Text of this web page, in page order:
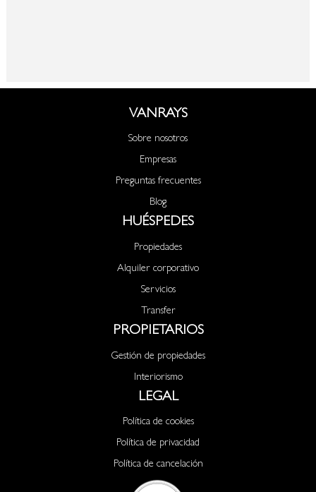
VANRAYS
Sobre nosotros
Empresas
Preguntas frecuentes
Blog
HUÉSPEDES
Propiedades
Alquiler corporativo
Servicios
Transfer
PROPIETARIOS
Gestión de propiedades
Interiorismo
LEGAL
Política de cookies
Política de privacidad
Política de cancelación